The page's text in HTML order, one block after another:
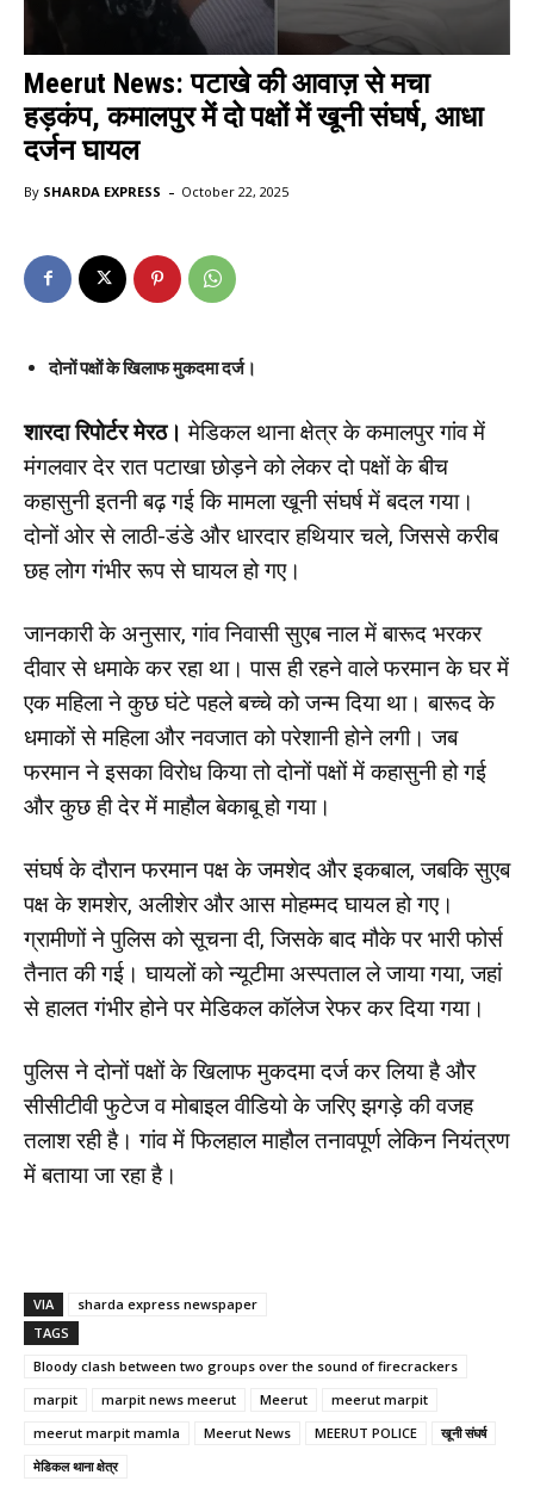
Meerut News: पटाखे की आवाज़ से मचा
हड़कंप, कमालपुर में दो पक्षों में खूनी संघर्ष, आधा
दर्जन घायल
By SHARDA EXPRESS - October 22, 2025
दोनों पक्षों के खिलाफ मुकदमा दर्ज।
शारदा रिपोर्टर मेरठ। मेडिकल थाना क्षेत्र के कमालपुर गांव में
मंगलवार देर रात पटाखा छोड़ने को लेकर दो पक्षों के बीच
कहासुनी इतनी बढ़ गई कि मामला खूनी संघर्ष में बदल गया।
दोनों ओर से लाठी-डंडे और धारदार हथियार चले, जिससे करीब
छह लोग गंभीर रूप से घायल हो गए।
जानकारी के अनुसार, गांव निवासी सुएब नाल में बारूद भरकर
दीवार से धमाके कर रहा था। पास ही रहने वाले फरमान के घर में
एक महिला ने कुछ घंटे पहले बच्चे को जन्म दिया था। बारूद के
धमाकों से महिला और नवजात को परेशानी होने लगी। जब
फरमान ने इसका विरोध किया तो दोनों पक्षों में कहासुनी हो गई
और कुछ ही देर में माहौल बेकाबू हो गया।
संघर्ष के दौरान फरमान पक्ष के जमशेद और इकबाल, जबकि सुएब
पक्ष के शमशेर, अलीशेर और आस मोहम्मद घायल हो गए।
ग्रामीणों ने पुलिस को सूचना दी, जिसके बाद मौके पर भारी फोर्स
तैनात की गई। घायलों को न्यूटीमा अस्पताल ले जाया गया, जहां
से हालत गंभीर होने पर मेडिकल कॉलेज रेफर कर दिया गया।
पुलिस ने दोनों पक्षों के खिलाफ मुकदमा दर्ज कर लिया है और
सीसीटीवी फुटेज व मोबाइल वीडियो के जरिए झगड़े की वजह
तलाश रही है। गांव में फिलहाल माहौल तनावपूर्ण लेकिन नियंत्रण
में बताया जा रहा है।
VIA
sharda express newspaper
TAGS
Bloody clash between two groups over the sound of firecrackers
marpit
marpit news meerut Meerut
meerut marpit
meerut marpit mamla
Meerut News MEERUT POLICE
खूनी संघर्ष
मेडिकल थाना क्षेत्र